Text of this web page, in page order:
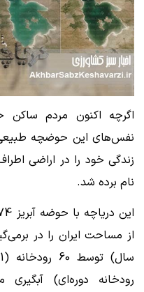
اگرچه اکنون مردم ساکن
نفس‌های این حوضچه طبیعی
زندگی خود را در اراضی
نام برده شد.
رودخانه دوره‌ای)